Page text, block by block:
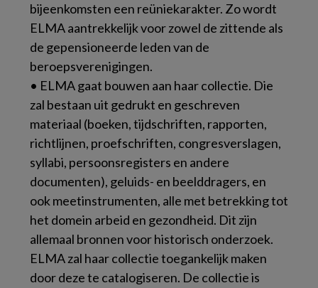
bijeenkomsten een reüniekarakter. Zo wordt
ELMA aantrekkelijk voor zowel de zittende als
de gepensioneerde leden van de
beroepsverenigingen.
• ELMA gaat bouwen aan haar collectie. Die
zal bestaan uit gedrukt en geschreven
materiaal (boeken, tijdschriften, rapporten,
richtlijnen, proefschriften, congresverslagen,
syllabi, persoonsregisters en andere
documenten), geluids- en beelddragers, en
ook meetinstrumenten, alle met betrekking tot
het domein arbeid en gezondheid. Dit zijn
allemaal bronnen voor historisch onderzoek.
ELMA zal haar collectie toegankelijk maken
door deze te catalogiseren. De collectie is